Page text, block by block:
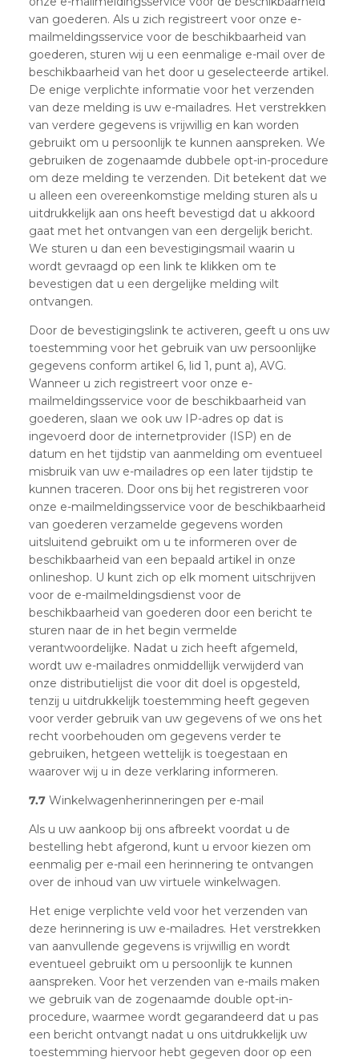
van goederen. Als u zich registreert voor onze e-
mailmeldingsservice voor de beschikbaarheid van
goederen, sturen wij u een eenmalige e-mail over de
beschikbaarheid van het door u geselecteerde artikel.
De enige verplichte informatie voor het verzenden
van deze melding is uw e-mailadres. Het verstrekken
van verdere gegevens is vrijwillig en kan worden
gebruikt om u persoonlijk te kunnen aanspreken. We
gebruiken de zogenaamde dubbele opt-in-procedure
om deze melding te verzenden. Dit betekent dat we
u alleen een overeenkomstige melding sturen als u
uitdrukkelijk aan ons heeft bevestigd dat u akkoord
gaat met het ontvangen van een dergelijk bericht.
We sturen u dan een bevestigingsmail waarin u
wordt gevraagd op een link te klikken om te
bevestigen dat u een dergelijke melding wilt
ontvangen.
Door de bevestigingslink te activeren, geeft u ons uw
toestemming voor het gebruik van uw persoonlijke
gegevens conform artikel 6, lid 1, punt a), AVG.
Wanneer u zich registreert voor onze e-
mailmeldingsservice voor de beschikbaarheid van
goederen, slaan we ook uw IP-adres op dat is
ingevoerd door de internetprovider (ISP) en de
datum en het tijdstip van aanmelding om eventueel
misbruik van uw e-mailadres op een later tijdstip te
kunnen traceren. Door ons bij het registreren voor
onze e-mailmeldingsservice voor de beschikbaarheid
van goederen verzamelde gegevens worden
uitsluitend gebruikt om u te informeren over de
beschikbaarheid van een bepaald artikel in onze
onlineshop. U kunt zich op elk moment uitschrijven
voor de e-mailmeldingsdienst voor de
beschikbaarheid van goederen door een bericht te
sturen naar de in het begin vermelde
verantwoordelijke. Nadat u zich heeft afgemeld,
wordt uw e-mailadres onmiddellijk verwijderd van
onze distributielijst die voor dit doel is opgesteld,
tenzij u uitdrukkelijk toestemming heeft gegeven
voor verder gebruik van uw gegevens of we ons het
recht voorbehouden om gegevens verder te
gebruiken, hetgeen wettelijk is toegestaan en
waarover wij u in deze verklaring informeren.
7.7 Winkelwagenherinneringen per e-mail
Als u uw aankoop bij ons afbreekt voordat u de
bestelling hebt afgerond, kunt u ervoor kiezen om
eenmalig per e-mail een herinnering te ontvangen
over de inhoud van uw virtuele winkelwagen.
Het enige verplichte veld voor het verzenden van
deze herinnering is uw e-mailadres. Het verstrekken
van aanvullende gegevens is vrijwillig en wordt
eventueel gebruikt om u persoonlijk te kunnen
aanspreken. Voor het verzenden van e-mails maken
we gebruik van de zogenaamde double opt-in-
procedure, waarmee wordt gegarandeerd dat u pas
een bericht ontvangt nadat u ons uitdrukkelijk uw
toestemming hiervoor hebt gegeven door op een